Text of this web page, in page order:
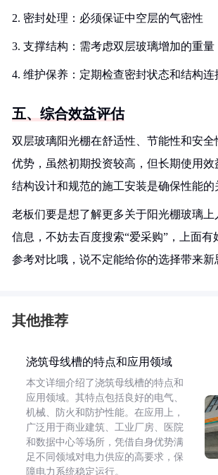
2. 密封处理：必须保证中空层的气密性
3. 支撑结构：需考虑双层玻璃增加的重量
4. 维护保养：定期检查密封状态和结构连
五、综合效益评估
双层玻璃阳光棚在舒适性、节能性和安全
优势，虽然初期投资较高，但长期使用效
结构设计和规范的施工安装是确保性能的
老板们要是想了解更多关于阳光棚玻璃上
信息，不妨去百度搜索“爱采购”，上面有
参考对比哦，说不定能给你的选择带来新
其他推荐
浇筑母线槽的特点和应用领域
本文详细介绍了浇筑母线槽的特点和
应用领域。其特点包括良好的电气、
机械、防火和防护性能。在应用上，
广泛用于商业建筑、工业厂房、医院
和数据中心等场所，凭借自身优势满
足不同领域对电力供应的高要求，保
障电力系统稳定运行。